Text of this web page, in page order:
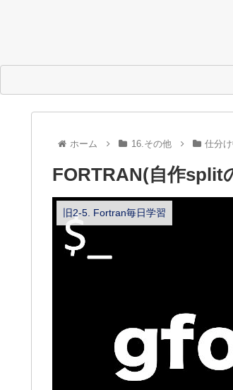
ホーム 16.その他 仕分
FORTRAN(自作split
旧2-5. Fortran毎日学習